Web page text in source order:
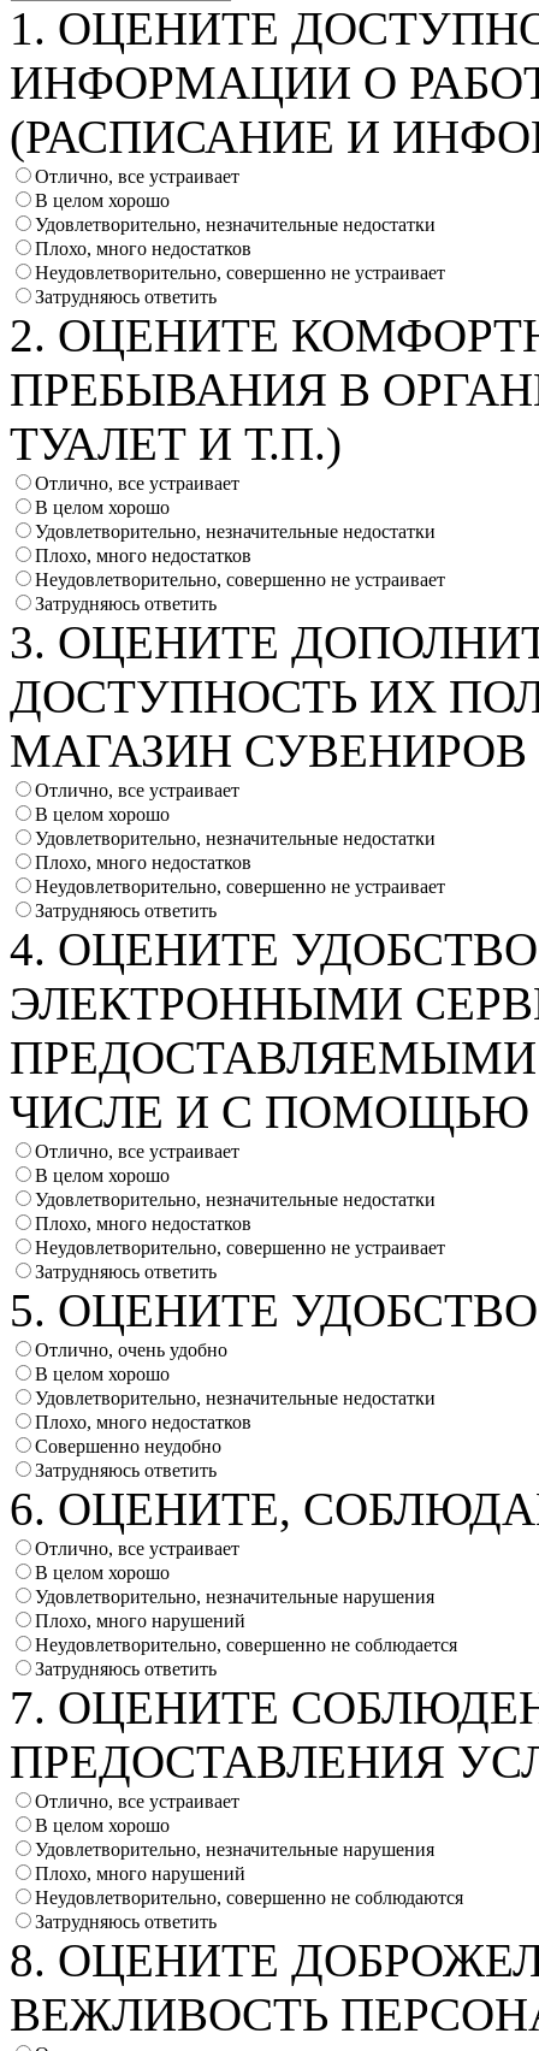
1. ОЦЕНИТЕ
ИНФОРМАЦИИ О
(РАСПИСАНИЕ И
Отлично, все устраивает
В целом хорошо
Удовлетворительно, незначительные недостатки
Плохо, много недостатков
Неудовлетворительно, совершенно не устраивает
Затрудняюсь ответить
2. ОЦЕНИТЕ
ПРЕБЫВАНИЯ В
ТУАЛЕТ И Т.П.)
Отлично, все устраивает
В целом хорошо
Удовлетворительно, незначительные недостатки
Плохо, много недостатков
Неудовлетворительно, совершенно не устраивает
Затрудняюсь ответить
3. ОЦЕНИТЕ
ДОСТУПНОСТЬ ИХ
МАГАЗИН СУВЕНИРОВ
Отлично, все устраивает
В целом хорошо
Удовлетворительно, незначительные недостатки
Плохо, много недостатков
Неудовлетворительно, совершенно не устраивает
Затрудняюсь ответить
4. ОЦЕНИТЕ
ЭЛЕКТРОННЫМИ
ЧИСЛЕ И С ПОМОЩЬЮ
Отлично, все устраивает
В целом хорошо
Удовлетворительно, незначительные недостатки
Плохо, много недостатков
Неудовлетворительно, совершенно не устраивает
Затрудняюсь ответить
5. ОЦЕНИТЕ
Отлично, очень удобно
В целом хорошо
Удовлетворительно, незначительные недостатки
Плохо, много недостатков
Совершенно неудобно
Затрудняюсь ответить
6. ОЦЕНИТЕ,
Отлично, все устраивает
В целом хорошо
Удовлетворительно, незначительные нарушения
Плохо, много нарушений
Неудовлетворительно, совершенно не соблюдается
Затрудняюсь ответить
7. ОЦЕНИТЕ
ПРЕДОСТАВЛЕНИЯ
Отлично, все устраивает
В целом хорошо
Удовлетворительно, незначительные нарушения
Плохо, много нарушений
Неудовлетворительно, совершенно не соблюдаются
Затрудняюсь ответить
8. ОЦЕНИТЕ
ВЕЖЛИВОСТЬ